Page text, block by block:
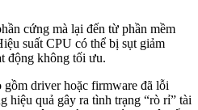
cứng mà lại đến từ phần mềm
suất CPU có thể bị sụt giảm
động không tối ưu.
gồm driver hoặc firmware đã lỗi
hiệu quả gây ra tình trạng “rò rỉ” tài